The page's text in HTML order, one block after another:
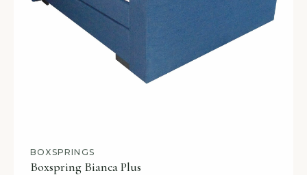
BOXSPRINGS
Boxspring Bianca Plus